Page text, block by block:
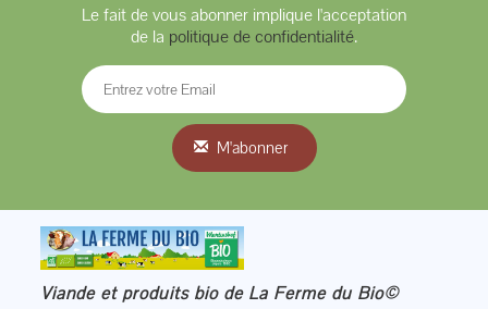
Le fait de vous abonner implique l'acceptation
de la politique de confidentialité.
M'abonner
Viande et produits bio de La Ferme du Bio©